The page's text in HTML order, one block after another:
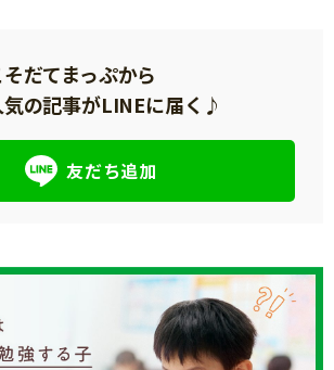
そだてまっぷから
の記事がLINEに届く♪
友だち追加